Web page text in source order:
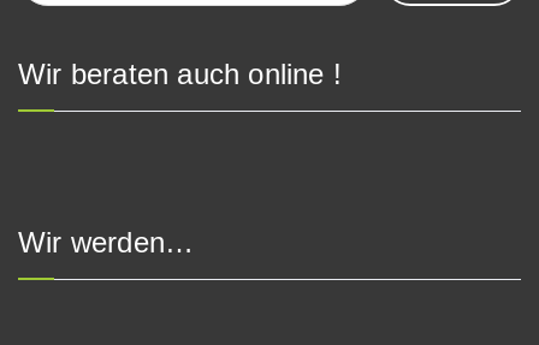
Wir beraten auch online !
Wir werden…